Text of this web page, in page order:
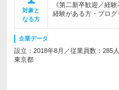
対象と
なる方
《第二新卒歓迎／経
経験がある方・プロ
企業データ
設立：2018年8月／従業員数：285
東京都